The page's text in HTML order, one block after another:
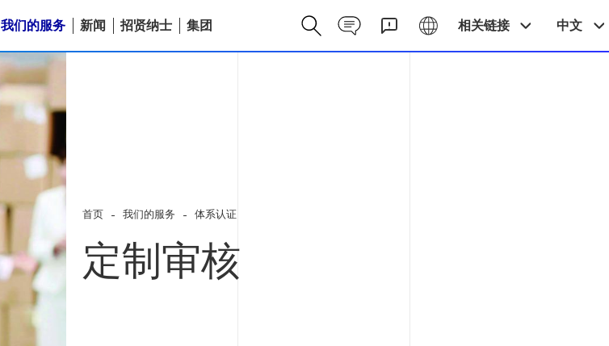
我们的服务 新闻 招贤纳士 集团 相关链接 中文
首页 我们的服务 体系认证
定制审核